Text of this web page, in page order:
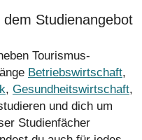
Studienangebot
Tourismus-
Betriebswirtschaft,
, Gesundheitswirtschaft,
und dich um
Studienfächer